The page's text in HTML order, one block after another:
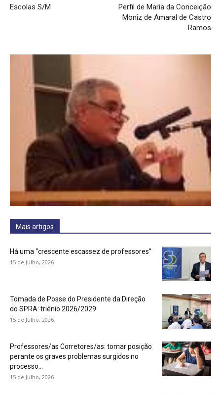
Escolas S/M
Perfil de Maria da Conceição
Moniz de Amaral de Castro
Ramos
Mais artigos
Há uma “crescente escassez de professores”
15 de Julho, 2026
Tomada de Posse do Presidente da Direção
do SPRA: triénio 2026/2029
15 de Julho, 2026
Professores/as Corretores/as: tomar posição
perante os graves problemas surgidos no
processo...
15 de Julho, 2026